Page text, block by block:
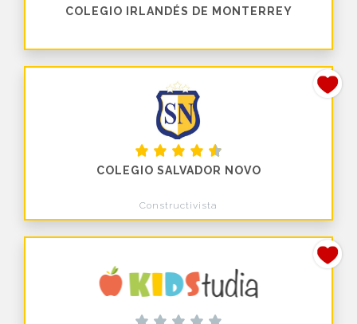
COLEGIO IRLANDÉS DE MONTERREY
COLEGIO SALVADOR NOVO
Constructivista